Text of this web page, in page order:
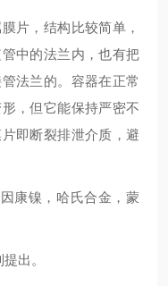
片，结构比较简单，
中的法兰内，也有把
法兰的。容器在正常
，但它能保持严密不
即断裂排泄介质，避
康镍，哈氏合金，蒙
出。